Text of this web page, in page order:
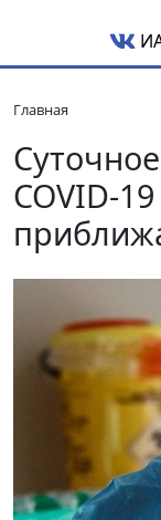
Главная
COVID-